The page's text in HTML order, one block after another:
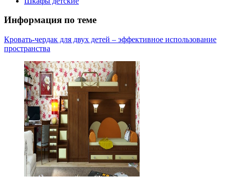
Информация по теме
Кровать-чердак для двух детей – эффективное использование
пространства